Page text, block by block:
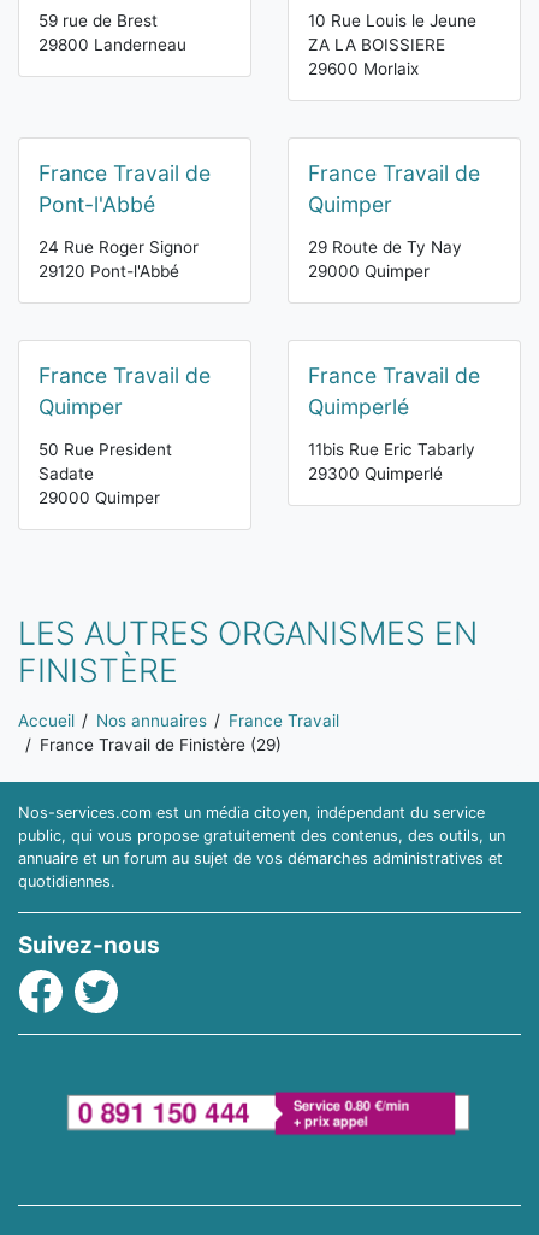
59 rue de Brest
29800 Landerneau
10 Rue Louis le Jeune
ZA LA BOISSIERE
29600 Morlaix
France Travail de
Pont-l'Abbé
24 Rue Roger Signor
29120 Pont-l'Abbé
France Travail de
Quimper
29 Route de Ty Nay
29000 Quimper
France Travail de
Quimper
50 Rue President
Sadate
29000 Quimper
France Travail de
Quimperlé
11bis Rue Eric Tabarly
29300 Quimperlé
LES AUTRES ORGANISMES EN
FINISTÈRE
Vous êtes ici:
Accueil Nos annuaires
France Travail
France Travail de Finistère (29)
Nos-services.com est un média citoyen, indépendant du service
public, qui vous propose gratuitement des contenus, des outils, un
annuaire et un forum au sujet de vos démarches administratives et
quotidiennes.
Suivez-nous
Facebook
Twitter